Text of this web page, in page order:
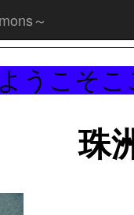
～
ようこそ
珠